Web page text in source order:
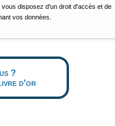
disposez d'un droit d'accès et de
vos données.
?
d'or